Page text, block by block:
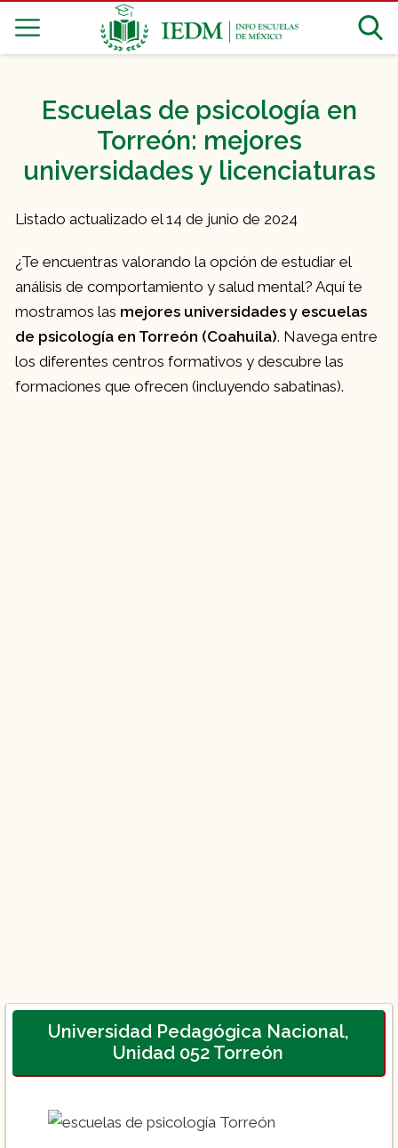
Escuelas de psicología en
Torreón: mejores
universidades y licenciaturas
Listado actualizado el 14 de junio de 2024
¿Te encuentras valorando la opción de estudiar el
análisis de comportamiento y salud mental? Aquí te
mostramos las mejores universidades y escuelas
de psicología en Torreón (Coahuila). Navega entre
los diferentes centros formativos y descubre las
formaciones que ofrecen (incluyendo sabatinas).
Universidad Pedagógica Nacional,
Unidad 052 Torreón